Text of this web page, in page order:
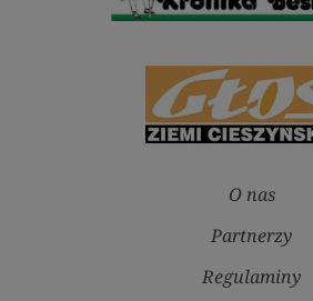
O nas
Partnerzy
Regulaminy